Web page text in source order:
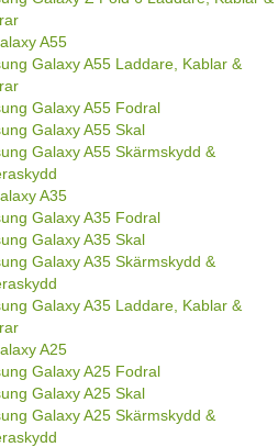
A55
Galaxy A55 Laddare, Kablar &
Galaxy A55 Fodral
Galaxy A55 Skal
Galaxy A55 Skärmskydd &
A35
Galaxy A35 Fodral
Galaxy A35 Skal
Galaxy A35 Skärmskydd &
Galaxy A35 Laddare, Kablar &
A25
Galaxy A25 Fodral
Galaxy A25 Skal
Galaxy A25 Skärmskydd &